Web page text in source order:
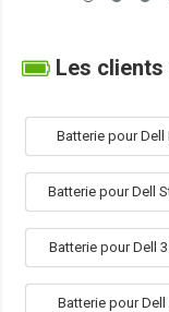
Les
Batterie pour Dell
Batterie pour Dell
Batterie pour Dell
Batterie pour Dell